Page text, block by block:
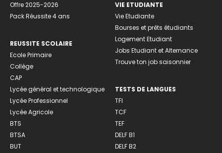
Offre 2025-2026
Pack Réussite 4 ans
REUSSITE SCOLAIRE
Ecole Primaire
Collège
CAP
Lycée général et technologique
Lycée Professionnel
Lycée Agricole
BTS
BTSA
BUT
VIE ETUDIANTE
Vie Etudiante
Bourses et prêts étudiants
Logement Etudiant
Jobs Etudiant et Alternance
Trouve ton job saisonnier
TESTS DE LANGUES
TFI
TCF
TEF
DELF B1
DELF B2